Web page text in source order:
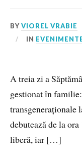
BYVIOREL VRABIE
IN
A treia zi a
gestionat în
transgeneraționale
debutează de la
liberă, iar […]